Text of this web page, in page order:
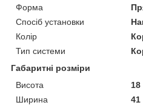
Форма
Спосіб установки
Колір
Тип системи
Габаритні розміри
Висота
Ширина